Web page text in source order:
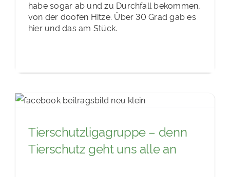
habe sogar ab und zu Durchfall bekommen,
von der doofen Hitze. Über 30 Grad gab es
hier und das am Stück.
Tierschutzligagruppe – denn
Tierschutz geht uns alle an